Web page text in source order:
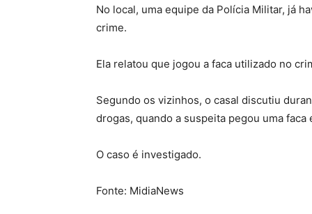
No local, uma equipe da Polícia Militar, já
crime.
Ela relatou que jogou a faca utilizado no
Segundo os vizinhos, o casal discutiu
drogas, quando a suspeita pegou uma faca
O caso é investigado.
Fonte: MidiaNews